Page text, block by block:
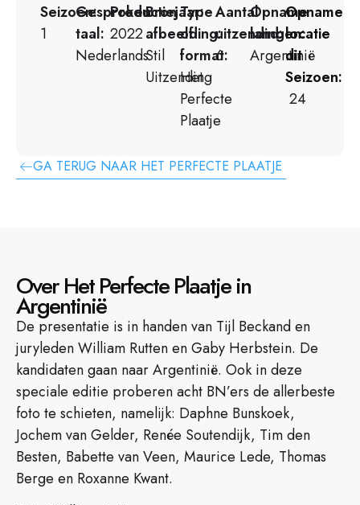
Seizoen:
1
Gesproken
taal:
Nederlands
Productiejaar:
2022
Bron
afbeelding:
Stil
Uitzending
Type
of
format:
Het
Perfecte
Plaatje
Aantal
uitzendingen:
6
Opname
land:
Argentinië
Opname
locatie
dit
Seizoen:
24
GA TERUG NAAR HET PERFECTE PLAATJE
Over Het Perfecte Plaatje in
Argentinië
De presentatie is in handen van Tijl Beckand en
juryleden William Rutten en Gaby Herbstein. De
kandidaten gaan naar Argentinië. Ook in deze
speciale editie proberen acht BN’ers de allerbeste
foto te schieten, namelijk: Daphne Bunskoek,
Jochem van Gelder, Renée Soutendijk, Tim den
Besten, Babette van Veen, Maurice Lede, Thomas
Berge en Roxanne Kwant.